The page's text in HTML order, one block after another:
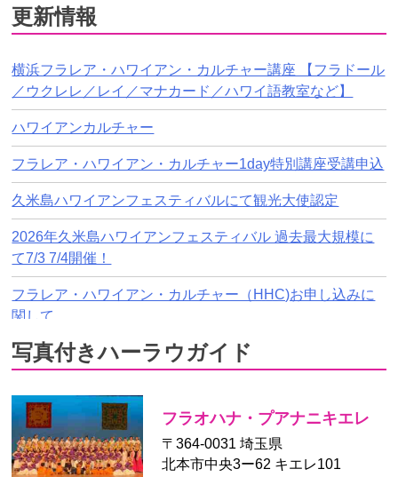
クセルでも大丈夫です。
2026年7月3日（金）、4日（土）
開催【久米島ハワイアンフェステ
ドはこちらから。同じく以下メー
ル宛にお送りください。 kumejim
2025/12/27
バル2026】の詳細はこちらで
2026年7月3日（金）、4日（土）
【久米島ハワイアンフェスティバ
ご記入し、以下メール宛にてお送
りください。 kumejima@hulale
a.com
更新情報
横浜フラレア・ハワイアン・カルチャー講座 【フラドール
／ウクレレ／レイ／マナカード／ハワイ語教室など】
ハワイアンカルチャー
フラレア・ハワイアン・カルチャー1day特別講座受講申込
久米島ハワイアンフェスティバルにて観光大使認定
2026年久米島ハワイアンフェスティバル 過去最大規模に
て7/3 7/4開催！
フラレア・ハワイアン・カルチャー（HHC)お申し込みに
関して
【久米島ハワイアンフェスティバル2026】の詳細はこちら
です。
【久米島ハワイアンフェスティバル2026】のお申し込みは
エクセルでも大丈夫です。
第62回 メリーモナーク・フェスティバル
写真付きハーラウガイド
フラオハナ・プアナニキエレ
〒364-0031 埼玉県
北本市中央3ー62 キエレ101